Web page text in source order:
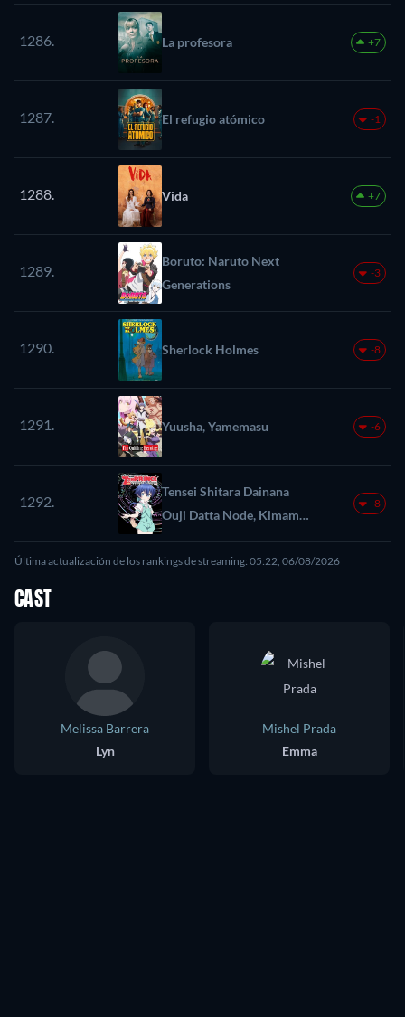
1286. La profesora +7
1287. El refugio atómico -1
1288. Vida +7
1289.
Boruto: Naruto Next
Generations
-3
1290. Sherlock Holmes -8
1291. Yuusha, Yamemasu -6
1292.
Tensei Shitara Dainana
Ouji Datta Node, Kimama
ni Majutsu wo
Kiwamemasu
-8
Última actualización de los rankings de streaming: 05:22, 06/08/2026
CAST
Melissa Barrera
Lyn
Mishel Prada
Emma